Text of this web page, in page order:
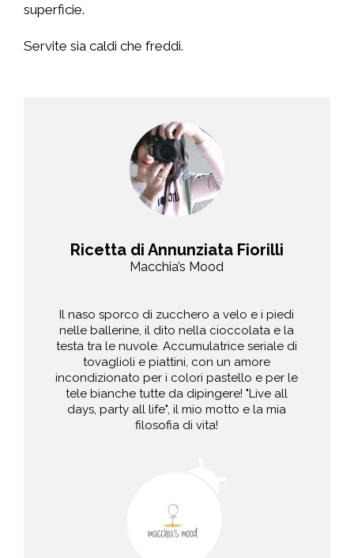
superficie.
Servite sia caldi che freddi.
Ricetta di Annunziata Fiorilli
Macchia’s Mood
Il naso sporco di zucchero a velo e i piedi
nelle ballerine, il dito nella cioccolata e la
testa tra le nuvole. Accumulatrice seriale di
tovaglioli e piattini, con un amore
incondizionato per i colori pastello e per le
tele bianche tutte da dipingere! "Live all
days, party all life", il mio motto e la mia
filosofia di vita!